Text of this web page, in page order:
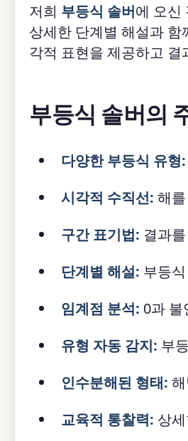
저희 부등식 솔버에 오신
상세한 단계별 해설과
각적 표현을 제공하고
부등식 솔버의
다양한 부등식 유형:
시각적 수직선: 해
구간 표기법: 결과
단계별 해설: 부등
임계점 분석: 0과 불
유형 자동 감지: 부
인수분해된 형태:
교육적 통찰력: 상